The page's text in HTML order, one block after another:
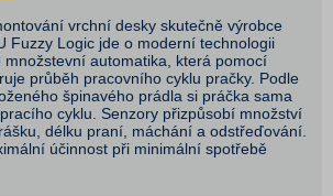
vrchní desky skutečně výrobce
Fuzzy Logic jde o moderní technologii
množstevní automatika, která pomocí
průběh pracovního cyklu pračky. Podle
špinavého prádla si práčka sama
cyklu. Senzory přizpůsobí množství
délku praní, máchání a odstřeďování.
účinnost při minimální spotřebě